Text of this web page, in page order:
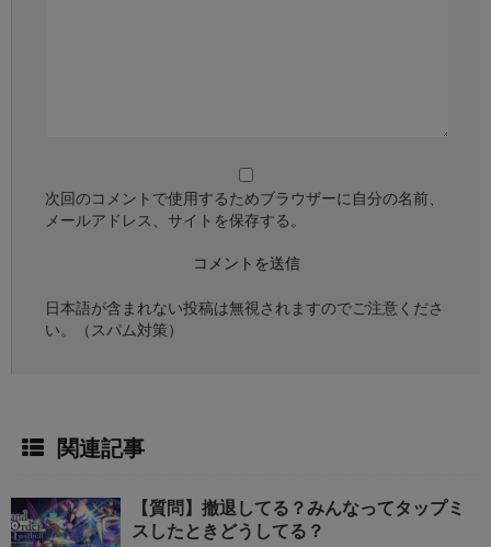
次回のコメントで使用するためブラウザーに自分の名前、
メールアドレス、サイトを保存する。
日本語が含まれない投稿は無視されますのでご注意くださ
い。（スパム対策）
関連記事
【質問】撤退してる？みんなってタップミ
スしたときどうしてる？